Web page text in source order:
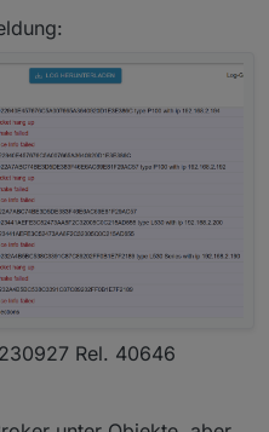
Rel. 40646